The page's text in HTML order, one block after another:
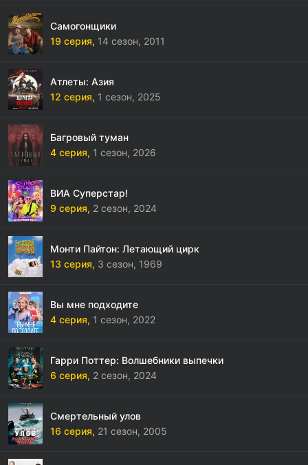
Самогонщики
19 серия, 14 сезон, 2011
Атлеты: Азия
12 серия, 1 сезон, 2025
Багровый туман
4 серия, 1 сезон, 2026
ВИА Суперстар!
9 серия, 2 сезон, 2024
Монти Пайтон: Летающий цирк
13 серия, 3 сезон, 1969
Вы мне подходите
4 серия, 1 сезон, 2022
Гарри Поттер: Волшебники выпечки
6 серия, 2 сезон, 2024
Смертельный улов
16 серия, 21 сезон, 2005